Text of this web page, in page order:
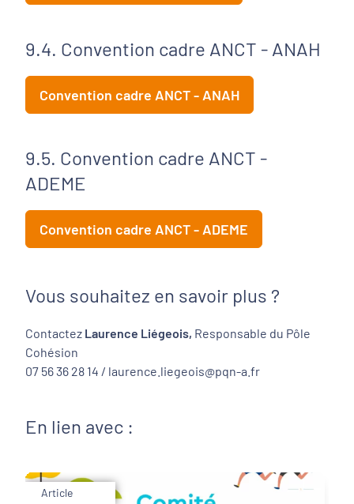
9.4. Convention cadre ANCT - ANAH
Convention cadre ANCT - ANAH
9.5. Convention cadre ANCT -
ADEME
Convention cadre ANCT - ADEME
Vous souhaitez en savoir plus ?
Contactez Laurence Liégeois, Responsable du Pôle
Cohésion
07 56 36 28 14 / laurence.liegeois@pqn-a.fr
En lien avec :
Article